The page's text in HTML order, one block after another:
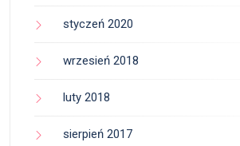
styczeń 2020
wrzesień 2018
luty 2018
sierpień 2017